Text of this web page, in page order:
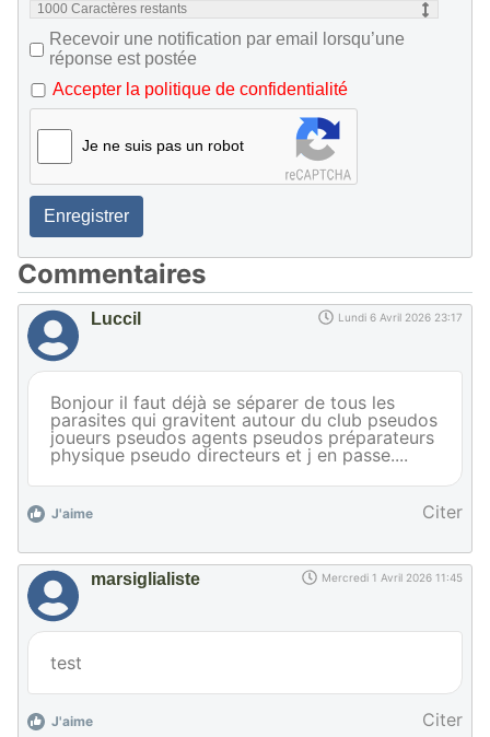
1000 Caractères restants
Recevoir une notification par email lorsqu’une
réponse est postée
Accepter la politique de confidentialité
Je ne suis pas un robot
Enregistrer
Commentaires
Luccil Lundi 6 Avril 2026 23:17
Bonjour il faut déjà se séparer de tous les
parasites qui gravitent autour du club pseudos
joueurs pseudos agents pseudos préparateurs
physique pseudo directeurs et j en passe....
J'aime Citer
marsiglialiste Mercredi 1 Avril 2026 11:45
test
J'aime Citer